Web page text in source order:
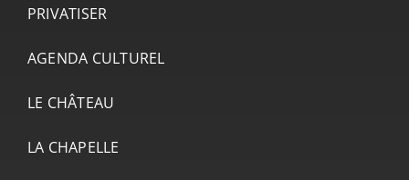
PRIVATISER
AGENDA CULTUREL
LE CHÂTEAU
LA CHAPELLE